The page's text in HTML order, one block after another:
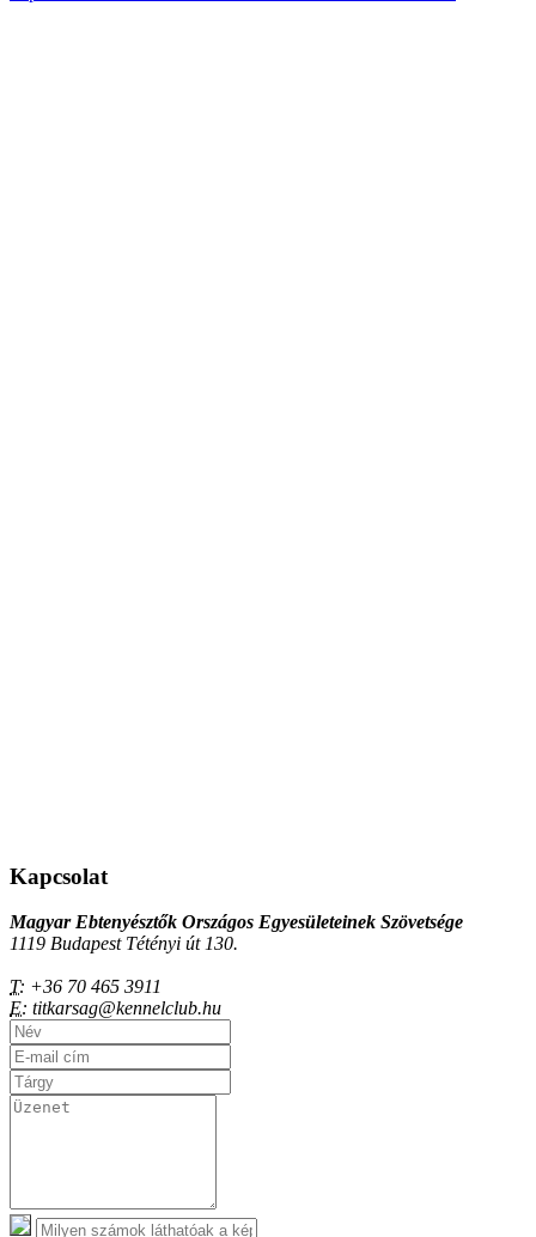
Kapcsolat
Magyar Ebtenyésztők Országos Egyesületeinek Szövetsége
1119 Budapest Tétényi út 130.
T: +36 70 465 3911
E: titkarsag@kennelclub.hu